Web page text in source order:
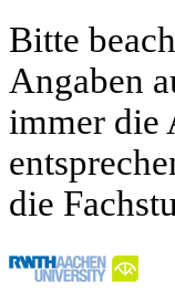
Bitte
Angaben
immer die
die